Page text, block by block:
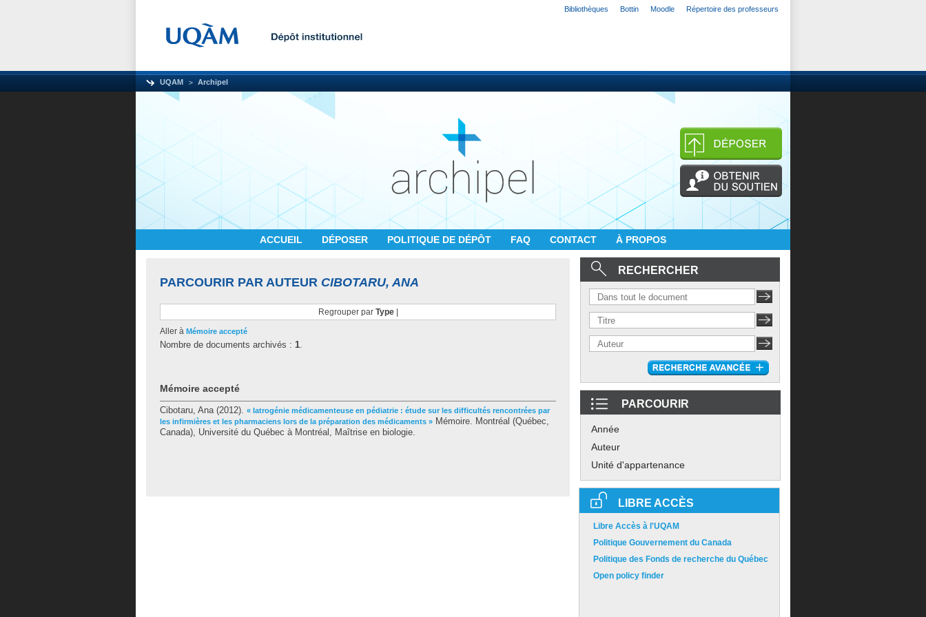
Bibliothèques Bottin Moodle Répertoire des professeurs
UQAM Archipel
ACCUEIL DÉPOSER POLITIQUE DE DÉPÔT FAQ CONTACT À PROPOS
PARCOURIR PAR AUTEUR CIBOTARU, ANA
Regrouper par Type|
Aller à Mémoire accepté
Nombre de documents archivés : 1.
Mémoire accepté
Cibotaru, Ana(2012). « Iatrogénie médicamenteuse en pédiatrie : étude sur les difficultés rencontrées par
les infirmières et les pharmaciens lors de la préparation des médicaments » Mémoire. Montréal (Québec,
Canada), Université du Québec à Montréal, Maîtrise en biologie.
RECHERCHER
PARCOURIR
Année
Auteur
Unité d'appartenance
LIBRE ACCÈS
Libre Accès à l'UQAM
Politique Gouvernement du Canada
Politique des Fonds de recherche du Québec
Open policy finder